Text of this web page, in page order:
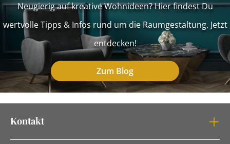
Neugierig auf kreative Wohnideen? Hier findest Du
wertvolle Tipps & Infos rund um die Raumgestaltung. Jetzt
entdecken!
Zum Blog
Kontakt